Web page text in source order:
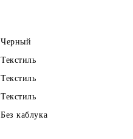
Черный
Текстиль
Текстиль
Текстиль
Без каблука